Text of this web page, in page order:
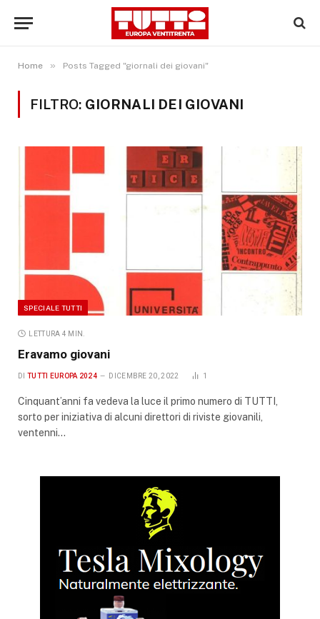
Home » Posts Tagged "giornali dei giovani"
FILTRO: GIORNALI DEI GIOVANI
SPECIALE TUTTI
LETTURA 4 MIN.
Eravamo giovani
DI TUTTI EUROPA 2024 DICEMBRE 20, 2022 1
Cinquant’anni fa vedeva la luce il primo numero di TUTTI,
sorto per iniziativa di alcuni direttori di riviste giovanili,
ventenni…